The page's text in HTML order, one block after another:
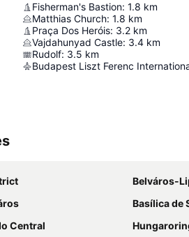
Fisherman's Bastion: 1.8 km
Matthias Church: 1.8 km
Praça Dos Heróis: 3.2 km
Vajdahunyad Castle: 3.4 km
Rudolf: 3.5 km
Belváros-
Basílica de
Central